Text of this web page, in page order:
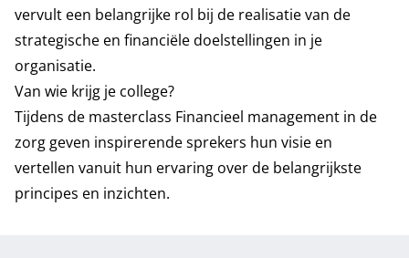
vervult een belangrijke rol bij de realisatie van de
strategische en financiële doelstellingen in je
organisatie.
Van wie krijg je college?
Tijdens de masterclass Financieel management in de
zorg geven inspirerende sprekers hun visie en
vertellen vanuit hun ervaring over de belangrijkste
principes en inzichten.